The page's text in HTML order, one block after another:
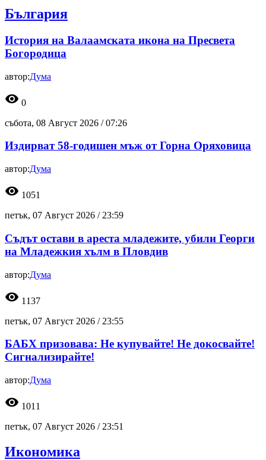
България
История на Валаамската икона на Пресвета
Богородица
автор:Дума
visibility 0
събота, 08 Август 2026 /07:26
Издирват 58-годишен мъж от Горна Оряховица
автор:Дума
visibility 1051
петък, 07 Август 2026 / 23:59
Съдът остави в ареста младежите, убили Георги
на Младежкия хълм в Пловдив
автор:Дума
visibility 1137
петък, 07 Август 2026 / 23:55
БАБХ призовава: Не купувайте! Не докосвайте!
Сигнализирайте!
автор:Дума
visibility 1011
петък, 07 Август 2026 / 23:51
Икономика